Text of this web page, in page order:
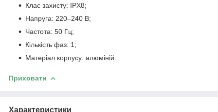
Клас захисту: IPX8;
Напруга: 220–240 В;
Частота: 50 Гц;
Кількість фаз: 1;
Матеріал корпусу: алюміній.
Приховати
Характеристики